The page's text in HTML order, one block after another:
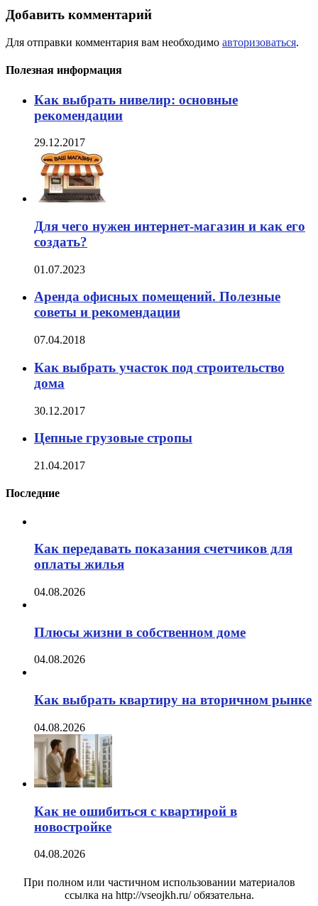
Добавить комментарий
Для отправки комментария вам необходимо авторизоваться.
Полезная информация
Как выбрать нивелир: основные
рекомендации
29.12.2017
Для чего нужен интернет-магазин и как его
создать?
01.07.2023
Аренда офисных помещений. Полезные
советы и рекомендации
07.04.2018
Как выбрать участок под строительство
дома
30.12.2017
Цепные грузовые стропы
21.04.2017
Последние
Как передавать показания счетчиков для
оплаты жилья
04.08.2026
Плюсы жизни в собственном доме
04.08.2026
Как выбрать квартиру на вторичном рынке
04.08.2026
Как не ошибиться с квартирой в
новостройке
04.08.2026
При полном или частичном использовании материалов
ссылка на http://vseojkh.ru/ обязательна.